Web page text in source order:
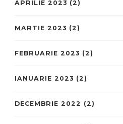
APRILIE 2023 (2)
MARTIE 2023 (2)
FEBRUARIE 2023 (2)
IANUARIE 2023 (2)
DECEMBRIE 2022 (2)